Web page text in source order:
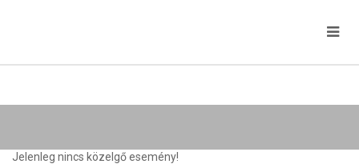
Jelenleg nincs közelgő esemény!